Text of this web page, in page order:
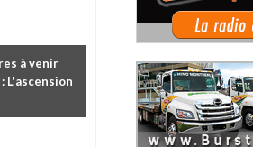
à venir
L'ascension
Coupe Radical Canada au
inscrits, dont 12
premier gain d'Antoine
dans la série ?
Jeudi 6 août 2026